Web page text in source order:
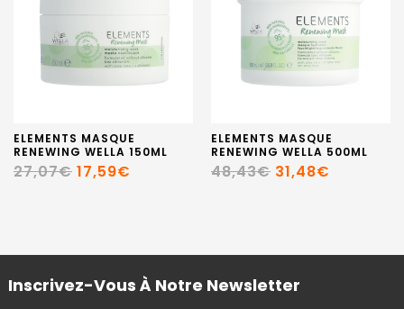
ELEMENTS MASQUE
RENEWING WELLA 150ML
27,07€ 17,59€
ELEMENTS MASQUE
RENEWING WELLA 500ML
48,43€ 31,48€
Inscrivez-Vous À Notre Newsletter